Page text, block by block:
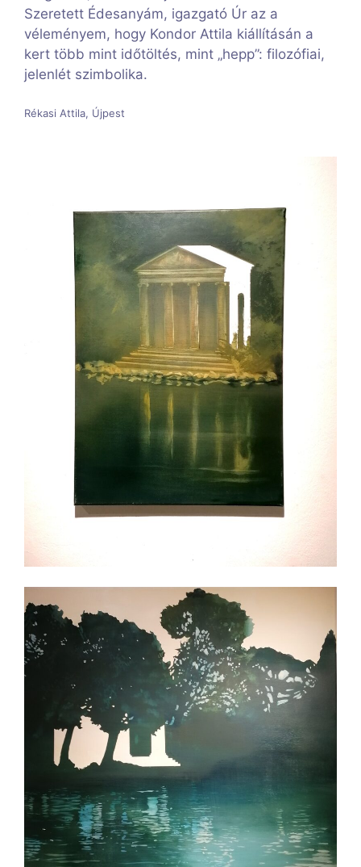
Szeretett Édesanyám, igazgató Úr az a
véleményem, hogy Kondor Attila kiállításán a
kert több mint időtöltés, mint „hepp”: filozófiai,
jelenlét szimbolika.
Rékasi Attila, Újpest